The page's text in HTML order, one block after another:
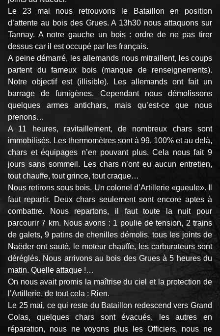
Le 23 mai nous retrouvons le Bataillon en position
d’attente au bois des Grues. A 13h30 nous attaquons sur
Tannay. A notre gauche un bois : ordre de ne pas tirer
dessus car il est occupé par les français.
A peine démarré, les allemands nous mitraillent, les coups
partent du fameux bois (manque de renseignements).
Notre objectif est (illisible). Les allemands ont fait un
barrage de fumigènes. Cependant nous démolissons
quelques armes antichars, mais qu’est-ce que nous
prenons…
A 11 heures, ravitaillement, de nombreux chars sont
immobilisés. Les thermomètres sont à 99, 100% et au delà,
chars et équipages n’en pouvant plus. Cela nous fait 9
jours sans sommeil. Les chars n’ont eu aucun entretien,
tout chauffe, tout grince, tout craque…
Nous retirons sous bois. Un colonel d’Artillerie «gueule». Il
faut repartir. Deux chars seulement sont encore aptes à
combattre. Nous repartons, il faut toute la nuit pour
parcourir 7 km. Nous avons : 1 poulie de tension, 2 trains
de galets, 9 patins de chenilles démolis, tous les joints de
Naëder ont sauté, le moteur chauffe, les carburateurs sont
déréglés. Nous arrivons au bois des Grues à 5 heures du
matin. Quelle attaque !…
On nous avait promis la maîtrise du ciel et la protection de
l’Artillerie, de tout cela : Rien.
Le 25 mai, ce qui reste du Bataillon redescend vers Grand
Colas, quelques chars sont évacués, les autres en
réparation, nous ne voyons plus les Officiers, nous ne